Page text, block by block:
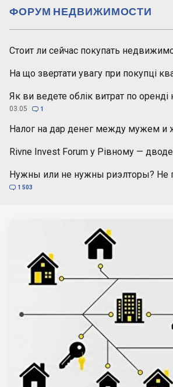
Стоит ли сейчас покупать
На що звертати увагу при покупці
Як ви ведете облік витрат по оренді
03.05  1
Налог на дар денег между мужем и
Rivne Invest Forum у Рівному —
Нужны или не нужны риэлторы? Не
 1 503
ФОРУМ НЕДВИЖИМОСТИ